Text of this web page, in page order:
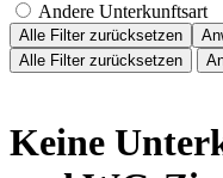
Andere Unterkunftsart
Alle Filter zurücksetzen
Alle Filter zurücksetzen
Keine